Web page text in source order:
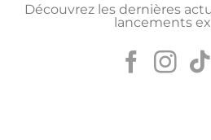
Découvrez les dernières
lancements